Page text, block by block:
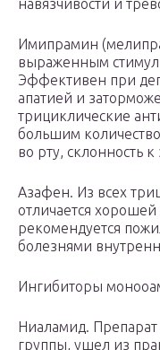
навязчивости и
Имипрамин
выраженным
Эффективен при
апатией и
трициклические
большим
во рту, склонность
Азафен. Из всех
отличается
рекомендуется
болезнями
Ингибиторы
Ниаламид.
группы, ушел из